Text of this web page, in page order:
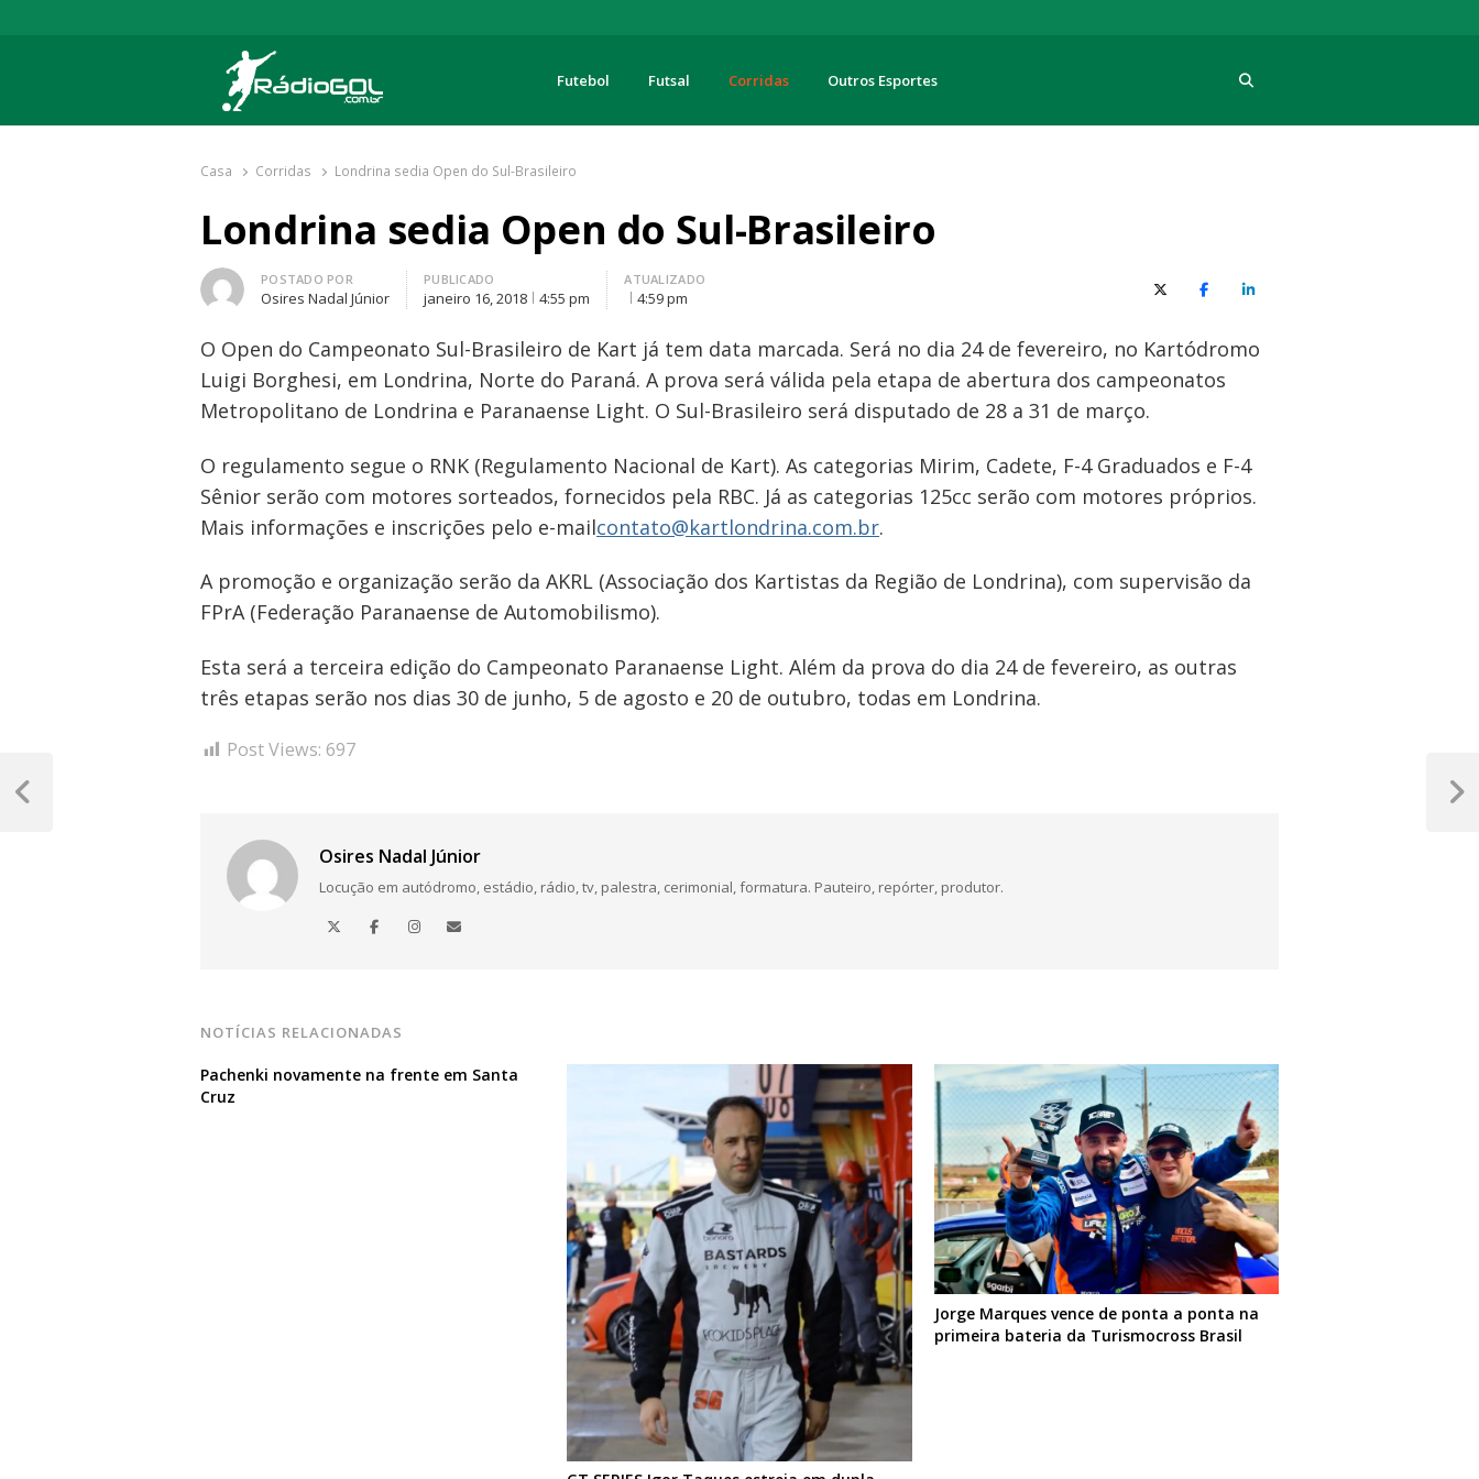
Rádio Gol
Há mais de 20 anos com as melhores coberturas
Futebol Futsal Corridas Outros Esportes
Casa Corridas Londrina sedia Open do Sul-Brasileiro
Londrina sedia Open do Sul-Brasileiro
Autor
POSTADO POR
Osires Nadal Júnior
PUBLICADO
janeiro 16, 2018 4:55 pm
ATUALIZADO
4:59 pm X (Twitter)FacebookO LinkedIn
O Open do Campeonato Sul-Brasileiro de Kart já tem data marcada. Será no dia 24 de fevereiro, no Kartódromo
Luigi Borghesi, em Londrina, Norte do Paraná. A prova será válida pela etapa de abertura dos campeonatos
Metropolitano de Londrina e Paranaense Light. O Sul-Brasileiro será disputado de 28 a 31 de março.
O regulamento segue o RNK (Regulamento Nacional de Kart). As categorias Mirim, Cadete, F-4 Graduados e F-4
Sênior serão com motores sorteados, fornecidos pela RBC. Já as categorias 125cc serão com motores próprios.
Mais informações e inscrições pelo e-mailcontato@kartlondrina.com.br.
A promoção e organização serão da AKRL (Associação dos Kartistas da Região de Londrina), com supervisão da
FPrA (Federação Paranaense de Automobilismo).
Esta será a terceira edição do Campeonato Paranaense Light. Além da prova do dia 24 de fevereiro, as outras
três etapas serão nos dias 30 de junho, 5 de agosto e 20 de outubro, todas em Londrina.
Post Views: 697
Osires Nadal Júnior
Locução em autódromo, estádio, rádio, tv, palestra, cerimonial, formatura. Pauteiro, repórter, produtor.
NOTÍCIAS RELACIONADAS
Pachenki novamente na frente em Santa
Cruz
Jorge Marques vence de ponta a ponta na
primeira bateria da Turismocross Brasil
Navegação
de
Post